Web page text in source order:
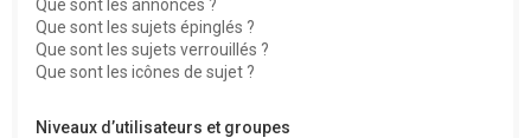
Que sont les annonces ?
Que sont les sujets épinglés ?
Que sont les sujets verrouillés ?
Que sont les icônes de sujet ?
Niveaux d’utilisateurs et groupes